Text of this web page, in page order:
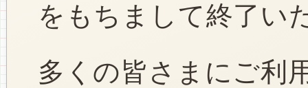
をもちまして終了い
多くの皆さまにご利